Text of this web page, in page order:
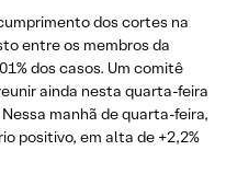
dos cortes na
entre os membros da
dos casos. Um comitê
ainda nesta quarta-feira
manhã de quarta-feira,
positivo, em alta de +2,2%